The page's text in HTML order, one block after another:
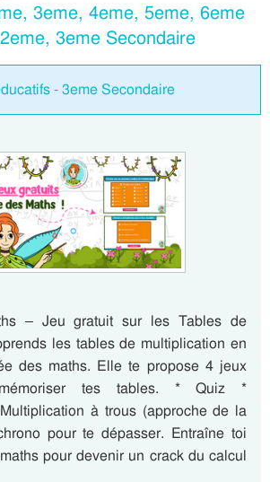
3eme, 4eme, 5eme, 6eme
3eme Secondaire
- 3eme Secondaire
– Jeu gratuit sur les Tables de
les tables de multiplication en
des maths. Elle te propose 4 jeux
tes tables. * Quiz *
à trous (approche de la
pour te dépasser. Entraîne toi
pour devenir un crack du calcul